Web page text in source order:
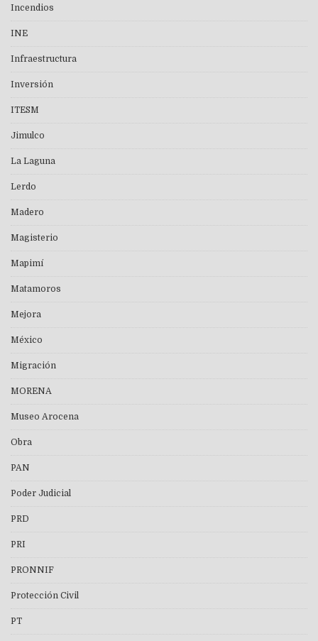
Incendios
INE
Infraestructura
Inversión
ITESM
Jimulco
La Laguna
Lerdo
Madero
Magisterio
Mapimí
Matamoros
Mejora
México
Migración
MORENA
Museo Arocena
Obra
PAN
Poder Judicial
PRD
PRI
PRONNIF
Protección Civil
PT